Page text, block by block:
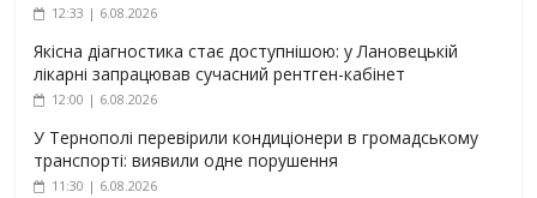
12:33 | 6.08.2026
Якісна діагностика стає доступнішою: у Лановецькій
лікарні запрацював сучасний рентген-кабінет
12:00 | 6.08.2026
У Тернополі перевірили кондиціонери в громадському
транспорті: виявили одне порушення
11:30 | 6.08.2026